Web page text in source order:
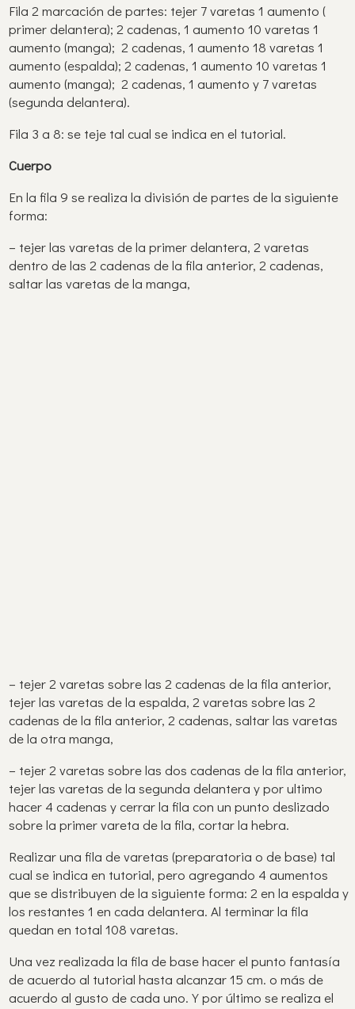
Fila 2 marcación de partes: tejer 7 varetas 1 aumento (
primer delantera); 2 cadenas, 1 aumento 10 varetas 1
aumento (manga); 2 cadenas, 1 aumento 18 varetas 1
aumento (espalda); 2 cadenas, 1 aumento 10 varetas 1
aumento (manga); 2 cadenas, 1 aumento y 7 varetas
(segunda delantera).
Fila 3 a 8: se teje tal cual se indica en el tutorial.
Cuerpo
En la fila 9 se realiza la división de partes de la siguiente
forma:
– tejer las varetas de la primer delantera, 2 varetas
dentro de las 2 cadenas de la fila anterior, 2 cadenas,
saltar las varetas de la manga,
– tejer 2 varetas sobre las 2 cadenas de la fila anterior,
tejer las varetas de la espalda, 2 varetas sobre las 2
cadenas de la fila anterior, 2 cadenas, saltar las varetas
de la otra manga,
– tejer 2 varetas sobre las dos cadenas de la fila anterior,
tejer las varetas de la segunda delantera y por ultimo
hacer 4 cadenas y cerrar la fila con un punto deslizado
sobre la primer vareta de la fila, cortar la hebra.
Realizar una fila de varetas (preparatoria o de base) tal
cual se indica en tutorial, pero agregando 4 aumentos
que se distribuyen de la siguiente forma: 2 en la espalda y
los restantes 1 en cada delantera. Al terminar la fila
quedan en total 108 varetas.
Una vez realizada la fila de base hacer el punto fantasía
de acuerdo al tutorial hasta alcanzar 15 cm. o más de
acuerdo al gusto de cada uno. Y por último se realiza el